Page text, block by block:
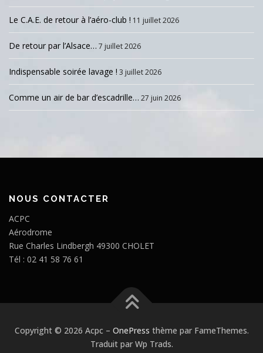
Le C.A.E. de retour à l’aéro-club ! 11 juillet 2026
De retour par l’Alsace… 7 juillet 2026
Indispensable soirée lavage ! 3 juillet 2026
Comme un air de bar d’escadrille… 27 juin 2026
NOUS CONTACTER
ACPC
Aérodrome
Rue Charles Lindbergh 49300 CHOLET
Tél : 02 41 58 76 61
Copyright © 2026 Acpc – OnePress thème par FameThemes.
Traduit par Wp Trads.